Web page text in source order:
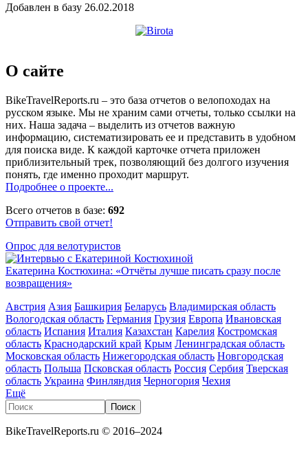
Добавлен в базу 26.02.2018
О сайте
BikeTravelReports.ru – это база отчетов о велопоходах на
русском языке. Мы не храним сами отчеты, только ссылки на
них. Наша задача – выделить из отчетов важную
информацию, систематизировать ее и представить в удобном
для поиска виде. К каждой карточке отчета приложен
приблизительный трек, позволяющий без долгого изучения
понять, где именно проходит маршрут.
Подробнее о проекте...
Всего отчетов в базе: 692
Отправить свой отчет!
Опрос для велотуристов
Екатерина Костюхина: «Отчёты лучше писать сразу после
возвращения»
Австрия Азия Башкирия Беларусь Владимирская область
Вологодская область Германия Грузия Европа Ивановская
область Испания Италия Казахстан Карелия Костромская
область Краснодарский край Крым Ленинградская область
Московская область Нижегородская область Новгородская
область Польша Псковская область Россия Сербия Тверская
область Украина Финляндия Черногория Чехия
Ещё
Поиск
BikeTravelReports.ru © 2016–2024